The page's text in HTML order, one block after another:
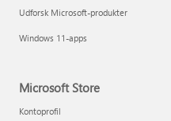
Udforsk Microsoft-produkter
Windows 11-apps
Microsoft Store
Kontoprofil